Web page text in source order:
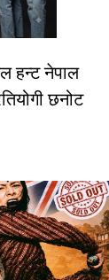
हन्ट नेपाल
छनोट